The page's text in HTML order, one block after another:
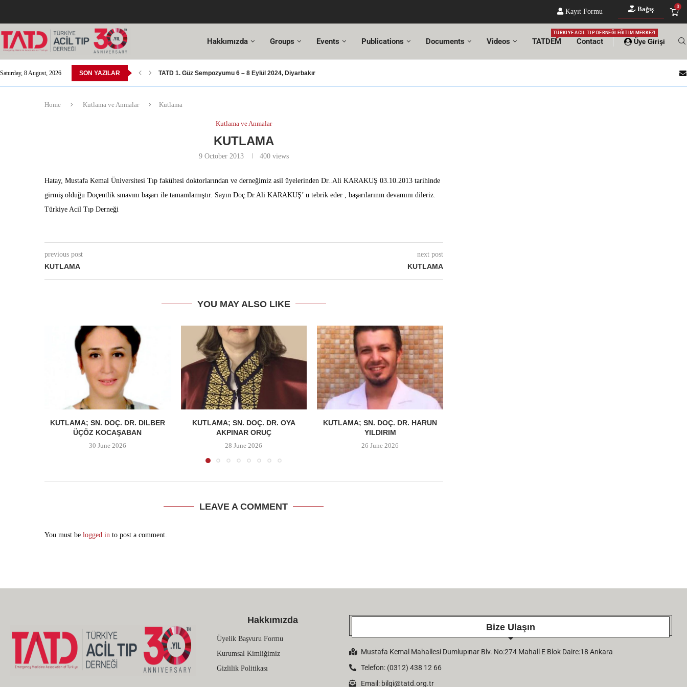
Kayıt Formu Bağış 0
Hakkımızda Groups Events Publications Documents Videos TATDEM
TÜRKIYE ACIL TIP DERNEĞI EĞITIM MERKEZI
Contact Üye Girişi
Saturday, 8 August, 2026 SON YAZILAR TATD 1. Güz Sempozyumu 6 – 8 Eylül 2024, Diyarbakır
Home Kutlama ve Anmalar Kutlama
Kutlama ve Anmalar
KUTLAMA
9 October 2013 400views
Hatay, Mustafa Kemal Üniversitesi Tıp fakültesi doktorlarından ve derneğimiz asil üyelerinden Dr..Ali KARAKUŞ 03.10.2013 tarihinde
girmiş olduğu Doçentlik sınavını başarı ile tamamlamıştır. Sayın Doç.Dr.Ali KARAKUŞ’ u tebrik eder , başarılarının devamını dileriz.
Türkiye Acil Tıp Derneği
previous post
KUTLAMA
next post
KUTLAMA
YOU MAY ALSO LIKE
KUTLAMA; SN. DOÇ. DR. DILBER
ÜÇÖZ KOCAŞABAN
30 June 2026
KUTLAMA; SN. DOÇ. DR. OYA
AKPINAR ORUÇ
28 June 2026
KUTLAMA; SN. DOÇ. DR. HARUN
YILDIRIM
26 June 2026
LEAVE A COMMENT
You must be logged in to post a comment.
Hakkımızda
Üyelik Başvuru Formu
Kurumsal Kimliğimiz
Gizlilik Politikası
Bize Ulaşın
Mustafa Kemal Mahallesi Dumlupınar Blv. No:274 Mahall E Blok Daire:18 Ankara
Telefon: (0312) 438 12 66
Email: bilgi@tatd.org.tr